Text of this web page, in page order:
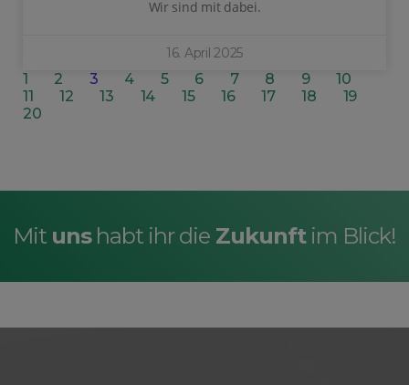
Wir sind mit dabei.
16. April 2025
1 2 3 4 5 6 7 8 9
10
11
12 13 14 15 16 17 18
19
20
Mit unshabt ihr die Zukunftim Blick!